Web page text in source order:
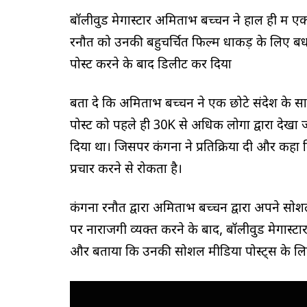
बॉलीवुड मेगास्टार अमिताभ बच्चन ने हाल ही में
रनौत को उनकी बहुचर्चित फिल्म धाकड़ के लिए
पोस्ट करने के बाद डिलीट कर दिया
बता दे कि अमिताभ बच्चन ने एक छोटे संदेश के
पोस्ट को पहले ही 30K से अधिक लोगों द्वारा
दिया था। जिसपर कंगना ने प्रतिक्रिया दी और
प्रचार करने से रोकता है।
कंगना रनौत द्वारा अमिताभ बच्चन द्वारा अपने
पर नाराजगी व्यक्त करने के बाद, बॉलीवुड
और बताया कि उनकी सोशल मीडिया पोस्ट्स के